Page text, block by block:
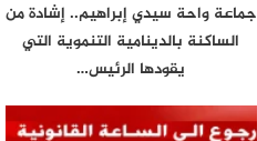
جماعة واحة سيدي إبراهيم.. إشادة من
الساكنة بالدينامية التنموية التي
يقودها الرئيس…